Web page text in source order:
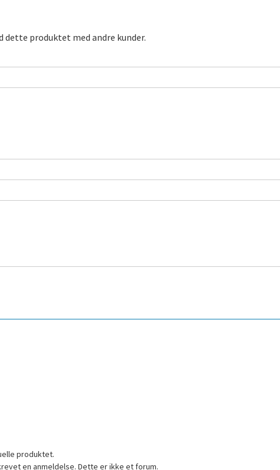
dette produktet med andre kunder.
produktet.
en anmeldelse. Dette er ikke et forum.